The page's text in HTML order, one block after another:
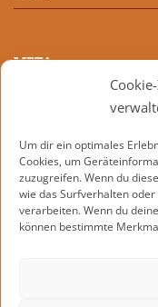
Um dir ein optimales
Cookies, um
zuzugreifen. Wenn du
wie das Surfverhalten
verarbeiten. Wenn du
können bestimmte
META
Kommentar-Feed
WordPress.org